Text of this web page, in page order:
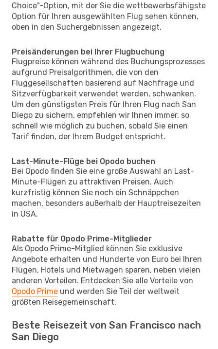
Choice"-Option, mit der Sie die wettbewerbsfähigste
Option für Ihren ausgewählten Flug sehen können,
oben in den Suchergebnissen angezeigt.
Preisänderungen bei Ihrer Flugbuchung
Flugpreise können während des Buchungsprozesses
aufgrund Preisalgorithmen, die von den
Fluggesellschaften basierend auf Nachfrage und
Sitzverfügbarkeit verwendet werden, schwanken.
Um den günstigsten Preis für Ihren Flug nach San
Diego zu sichern, empfehlen wir Ihnen immer, so
schnell wie möglich zu buchen, sobald Sie einen
Tarif finden, der Ihrem Budget entspricht.
Last-Minute-Flüge bei Opodo buchen
Bei Opodo finden Sie eine große Auswahl an Last-
Minute-Flügen zu attraktiven Preisen. Auch
kurzfristig können Sie noch ein Schnäppchen
machen, besonders außerhalb der Hauptreisezeiten
in USA.
Rabatte für Opodo Prime-Mitglieder
Als Opodo Prime-Mitglied können Sie exklusive
Angebote erhalten und Hunderte von Euro bei Ihren
Flügen, Hotels und Mietwagen sparen, neben vielen
anderen Vorteilen. Entdecken Sie alle Vorteile von
Opodo Prime und werden Sie Teil der weltweit
größten Reisegemeinschaft.
Beste Reisezeit von San Francisco nach
San Diego